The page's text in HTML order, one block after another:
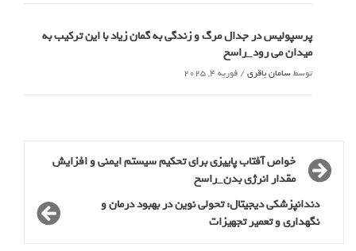
پرسپولیس در جدال مرگ و زندگی به گمان زیاد با این ترکیب به
میدان می رود_راسخ
توسطسامان باقری / فوریه 4, 2025
خواص آفتاب پاییزی برای تحکیم سیستم ایمنی و افزایش
مقدار انرژی بدن_راسخ
دندانپزشکی دیجیتال: تحولی نوین در بهبود درمان و
نگهداری و تعمیر تجهیزات